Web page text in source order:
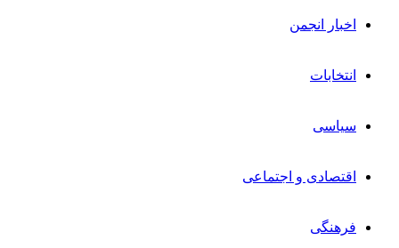
اخبار انجمن
انتخابات
سیاسی
اقتصادی و اجتماعی
فرهنگی